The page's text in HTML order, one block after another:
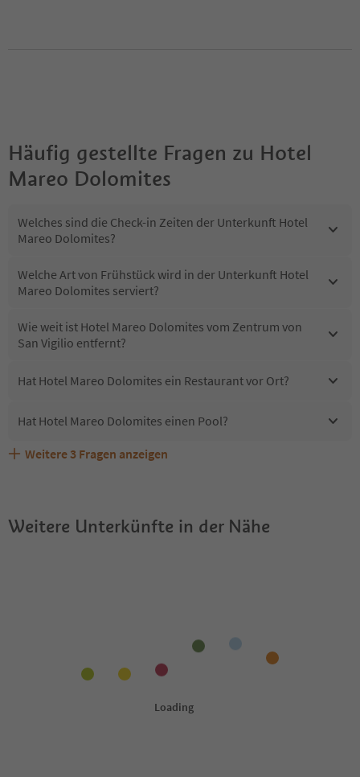
Häufig gestellte Fragen zu Hotel
Mareo Dolomites
Welches sind die Check-in Zeiten der Unterkunft Hotel
Mareo Dolomites?
Welche Art von Frühstück wird in der Unterkunft Hotel
Mareo Dolomites serviert?
Wie weit ist Hotel Mareo Dolomites vom Zentrum von
San Vigilio entfernt?
Hat Hotel Mareo Dolomites ein Restaurant vor Ort?
Hat Hotel Mareo Dolomites einen Pool?
Sind Haustiere in der Unterkunft Hotel Mareo Dolomites
Welche Services bietet Hotel Mareo Dolomites?
Erhalten die Gäste von Hotel Mareo Dolomites einen
Weitere 3 Fragen anzeigen
Weitere Unterkünfte in der Nähe